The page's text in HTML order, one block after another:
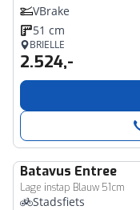
VBrake
51 cm
BRIELLE
2.524,-
Batavus Entree
Lage instap Blauw 51cm
Stadsfiets